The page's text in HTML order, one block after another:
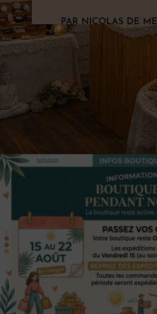
PAR NICOLAS DE